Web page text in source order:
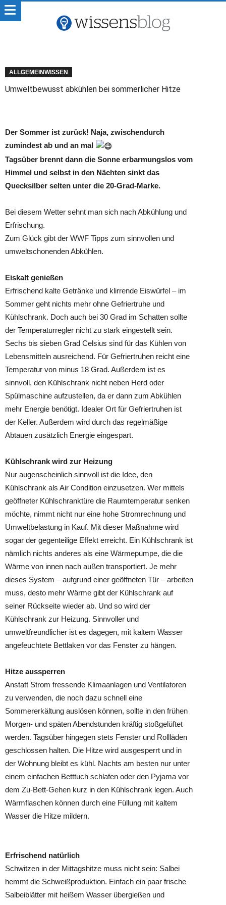
ALLGEMEINWISSEN
Umweltbewusst abkühlen bei sommerlicher Hitze
Der Sommer ist zurück! Naja, zwischendurch
zumindest ab und an mal
Tagsüber brennt dann die Sonne erbarmungslos vom
Himmel und selbst in den Nächten sinkt das
Quecksilber selten unter die 20-Grad-Marke.
Bei diesem Wetter sehnt man sich nach Abkühlung und
Erfrischung.
Zum Glück gibt der WWF Tipps zum sinnvollen und
umweltschonenden Abkühlen.
Eiskalt genießen
Erfrischend kalte Getränke und klirrende Eiswürfel – im
Sommer geht nichts mehr ohne Gefriertruhe und
Kühlschrank. Doch auch bei 30 Grad im Schatten sollte
der Temperaturregler nicht zu stark eingestellt sein.
Sechs bis sieben Grad Celsius sind für das Kühlen von
Lebensmitteln ausreichend. Für Gefriertruhen reicht eine
Temperatur von minus 18 Grad. Außerdem ist es
sinnvoll, den Kühlschrank nicht neben Herd oder
Spülmaschine aufzustellen, da er dann zum Abkühlen
mehr Energie benötigt. Idealer Ort für Gefriertruhen ist
der Keller. Außerdem wird durch das regelmäßige
Abtauen zusätzlich Energie eingespart.
Kühlschrank wird zur Heizung
Nur augenscheinlich sinnvoll ist die Idee, den
Kühlschrank als Air Condition einzusetzen. Wer mittels
geöffneter Kühlschranktüre die Raumtemperatur senken
möchte, nimmt nicht nur eine hohe Stromrechnung und
Umweltbelastung in Kauf. Mit dieser Maßnahme wird
sogar der gegenteilige Effekt erreicht. Ein Kühlschrank ist
nämlich nichts anderes als eine Wärmepumpe, die die
Wärme von innen nach außen transportiert. Je mehr
dieses System – aufgrund einer geöffneten Tür – arbeiten
muss, desto mehr Wärme gibt der Kühlschrank auf
seiner Rückseite wieder ab. Und so wird der
Kühlschrank zur Heizung. Sinnvoller und
umweltfreundlicher ist es dagegen, mit kaltem Wasser
angefeuchtete Bettlaken vor das Fenster zu hängen.
Hitze aussperren
Anstatt Strom fressende Klimaanlagen und Ventilatoren
zu verwenden, die noch dazu schnell eine
Sommererkältung auslösen können, sollte in den frühen
Morgen- und späten Abendstunden kräftig stoßgelüftet
werden. Tagsüber hingegen stets Fenster und Rollläden
geschlossen halten. Die Hitze wird ausgesperrt und in
der Wohnung bleibt es kühl. Nachts am besten nur unter
einem einfachen Betttuch schlafen oder den Pyjama vor
dem Zu-Bett-Gehen kurz in den Kühlschrank legen. Auch
Wärmflaschen können durch eine Füllung mit kaltem
Wasser die Hitze mildern.
Erfrischend natürlich
Schwitzen in der Mittagshitze muss nicht sein: Salbei
hemmt die Schweißproduktion. Einfach ein paar frische
Salbeiblätter mit heißem Wasser übergießen und